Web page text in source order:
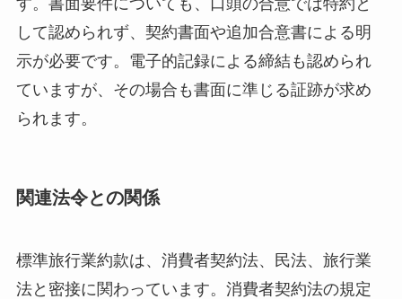
す。書面要件についても、口頭の合意では特約と
して認められず、契約書面や追加合意書による明
示が必要です。電子的記録による締結も認められ
ていますが、その場合も書面に準じる証跡が求め
られます。
関連法令との関係
標準旅行業約款は、消費者契約法、民法、旅行業
法と密接に関わっています。消費者契約法の規定